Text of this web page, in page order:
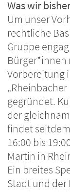
Was wir
Um unser
rechtliche
Gruppe
Bürger*innen
Vorbereitung
„Rheinbacher
gegründet.
der
findet
16:00 bis
Martin in
Ein breites
Stadt und